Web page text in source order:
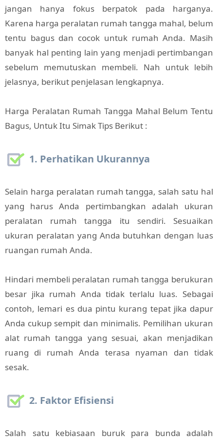
jangan hanya fokus berpatok pada harganya.
Karena harga peralatan rumah tangga mahal, belum
tentu bagus dan cocok untuk rumah Anda. Masih
banyak hal penting lain yang menjadi pertimbangan
sebelum memutuskan membeli. Nah untuk lebih
jelasnya, berikut penjelasan lengkapnya.
Harga Peralatan Rumah Tangga Mahal Belum Tentu
Bagus, Untuk Itu Simak Tips Berikut :
1. Perhatikan Ukurannya
Selain harga peralatan rumah tangga, salah satu hal
yang harus Anda pertimbangkan adalah ukuran
peralatan rumah tangga itu sendiri. Sesuaikan
ukuran peralatan yang Anda butuhkan dengan luas
ruangan rumah Anda.
Hindari membeli peralatan rumah tangga berukuran
besar jika rumah Anda tidak terlalu luas. Sebagai
contoh, lemari es dua pintu kurang tepat jika dapur
Anda cukup sempit dan minimalis. Pemilihan ukuran
alat rumah tangga yang sesuai, akan menjadikan
ruang di rumah Anda terasa nyaman dan tidak
sesak.
2. Faktor Efisiensi
Salah satu kebiasaan buruk para bunda adalah